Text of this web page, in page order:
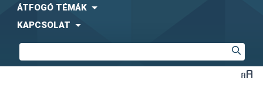
ÁTFOGÓ TÉMÁK
KAPCSOLAT